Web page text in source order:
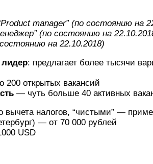
manager” (по состоянию на
(по состоянию на
на 22.10.2018)
: предлагает более тысячи
200 открытых вакансий
— чуть больше 40 активных
налогов, “чистыми” —
— от 70 000 рублей
USD